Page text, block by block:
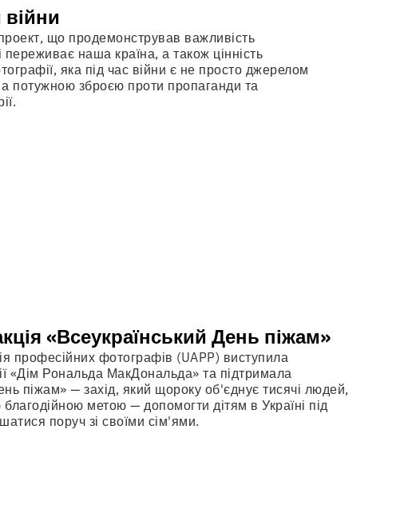
що продемонстрував важливість
наша країна, а також цінність
яка під час війни є не просто джерелом
а потужною зброєю проти пропаганди та
«Всеукраїнський День піжам»
професійних фотографів (UAPP) виступила
«Дім Рональда МакДональда» та підтримала
піжам» — захід, який щороку об'єднує тисячі людей,
метою — допомогти дітям в Україні під
поруч зі своїми сім'ями.